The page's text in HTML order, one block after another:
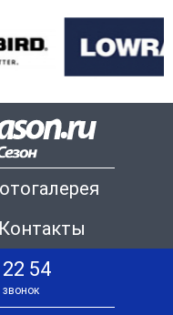
Контакты
54
звонок